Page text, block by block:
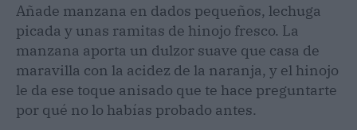
Añade manzana en dados pequeños, lechuga
picada y unas ramitas de hinojo fresco. La
manzana aporta un dulzor suave que casa de
maravilla con la acidez de la naranja, y el hinojo
le da ese toque anisado que te hace preguntarte
por qué no lo habías probado antes.